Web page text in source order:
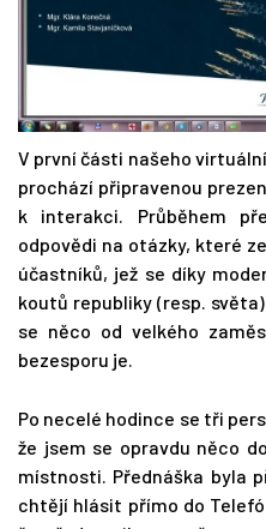
V první části našeho
prochází připravenou
k interakci. Průběhem
odpovědi na otázky, které
účastníků, jež se díky
koutů republiky (resp.
se něco od velkého
bezesporu je.
Po necelé hodince se tři
že jsem se opravdu něco
místnosti. Přednáška byla
chtějí hlásit přímo do